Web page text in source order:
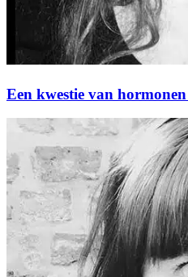
Een kwestie van hormonen